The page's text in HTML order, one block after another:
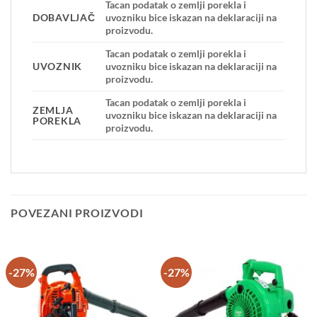
DOBAVLJAČ
Tacan podatak o zemlji porekla i
uvozniku bice iskazan na deklaraciji na
proizvodu.
UVOZNIK
Tacan podatak o zemlji porekla i
uvozniku bice iskazan na deklaraciji na
proizvodu.
ZEMLJA
POREKLA
Tacan podatak o zemlji porekla i
uvozniku bice iskazan na deklaraciji na
proizvodu.
POVEZANI PROIZVODI
-27% -27%